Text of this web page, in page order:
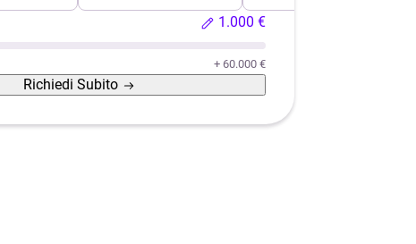
1.000 €
+ 60.000 €
Richiedi Subito